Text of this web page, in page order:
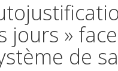
jours »
de